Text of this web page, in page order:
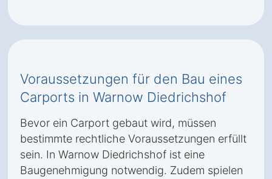
Voraussetzungen für den Bau eines
Carports in Warnow Diedrichshof
Bevor ein Carport gebaut wird, müssen
bestimmte rechtliche Voraussetzungen erfüllt
sein. In Warnow Diedrichshof ist eine
Baugenehmigung notwendig. Zudem spielen